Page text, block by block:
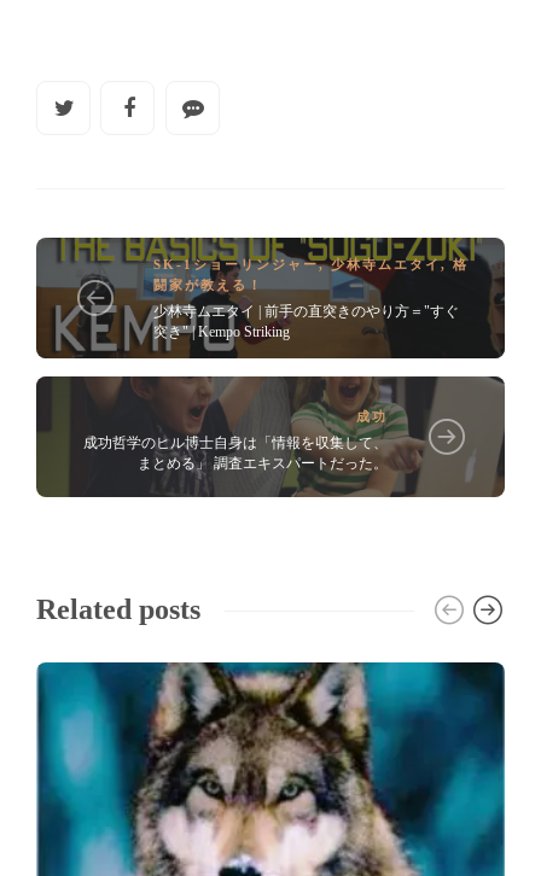
SK-1ショーリンジャー,少林寺ムエタイ,格
闘家が教える！
少林寺ムエタイ | 前手の直突きのやり方＝"すぐ
突き" | Kempo Striking
成功
成功哲学のヒル博士自身は「情報を収集して、
まとめる」 調査エキスパートだった。
Related posts